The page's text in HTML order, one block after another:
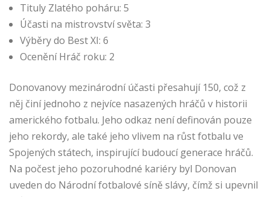
Tituly Zlatého poháru: 5
Účasti na mistrovství světa: 3
Výběry do Best XI: 6
Ocenění Hráč roku: 2
Donovanovy mezinárodní účasti přesahují 150, což z
něj činí jednoho z nejvíce nasazených hráčů v historii
amerického fotbalu. Jeho odkaz není definován pouze
jeho rekordy, ale také jeho vlivem na růst fotbalu ve
Spojených státech, inspirující budoucí generace hráčů.
Na počest jeho pozoruhodné kariéry byl Donovan
uveden do Národní fotbalové síně slávy, čímž si upevnil